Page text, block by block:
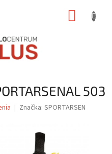
503
Značka: SPORTARSEN